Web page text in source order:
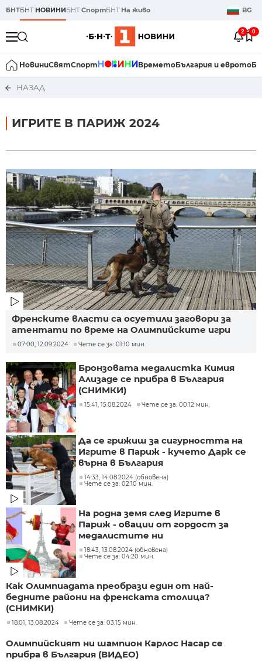
БНТБНТ НОВИНИБНТСпортБНТ На живо BG
2 0
НовиниСвятСпорт ВреметоБългария и еврото
НАЗАД
ИГРИТЕ В ПАРИЖ 2024
Френските власти са осуетили заговори за
атентати по време на Олимпийските игри
07:00, 12.09.2024 Чете се за: 01:10 мин.
Бронзовата медалистка Кимия
Ализаде се прибра в България
(СНИМКИ)
15:41, 15.08.2024 Чете се за: 00:12 мин.
Да се грижиш за сигурността на
Игрите в Париж - кучето Дарк се
върна в България
14:33, 14.08.2024 (обновена)
Чете се за: 02:10 мин.
На родна земя след Игрите в
Париж - овации от гордост за
медалистите ни
18:43, 13.08.2024 (обновена)
Чете се за: 04:20 мин.
Как Олимпиадата преобрази един от най-
бедните райони на френската столица?
(СНИМКИ)
18:01, 13.08.2024 Чете се за: 03:15 мин.
Олимпийският ни шампион Карлос Насар се
прибра в България (ВИДЕО)